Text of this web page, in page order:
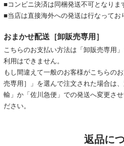
■コンビニ決済は同梱発送不可となりま
■当店は直接海外への発送は行なってお
おまかせ配送［卸販売専用］
こちらのお支払い方法は「卸販売専用
利用はできません。
もし間違えて一般のお客様がこちらの
売専用］」を選んで注文された場合は
輸」か「佐川急便」での発送へ変更さ
ださい。
返品に